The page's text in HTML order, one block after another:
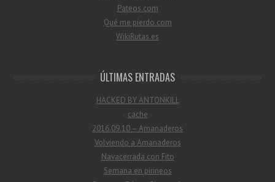
Pateos.com
Qué me pierdo.com
WikiRutas.es
ÚLTIMAS ENTRADAS
HACKED BY ANTONKILL
cache
2016.09.10 – Amanaderos
Volviendo a Amanaderos
Navacerrada con Fito
Semana en pirineos